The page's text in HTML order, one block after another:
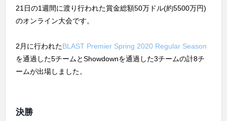
21日の1週間に渡り行われた賞金総額50万ドル(約5500万円)
のオンライン大会です。
2月に行われたBLAST Premier Spring 2020 Regular Season
を通過した5チームとShowdownを通過した3チームの計8チ
ームが出場しました。
決勝